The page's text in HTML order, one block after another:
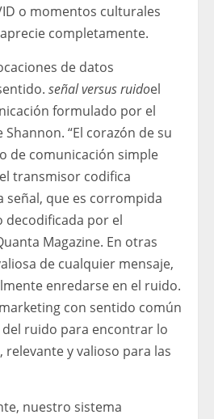
o momentos culturales
completamente.
de datos
señal versus ruidoel
formulado por el
“El corazón de su
de comunicación simple
transmisor codifica
señal, que es corrompida
decodificada por el
Magazine. En otras
de cualquier mensaje,
enredarse en el ruido.
con sentido común
del ruido para encontrar lo
relevante y valioso para las
nuestro sistema